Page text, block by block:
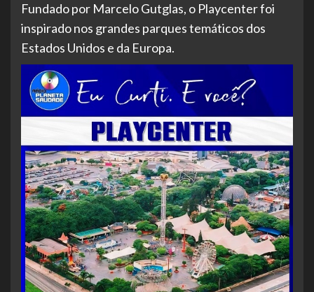
Fundado por Marcelo Gutglas, o Playcenter foi
inspirado nos grandes parques temáticos dos
Estados Unidos e da Europa.